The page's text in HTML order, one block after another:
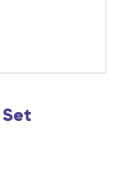
Set